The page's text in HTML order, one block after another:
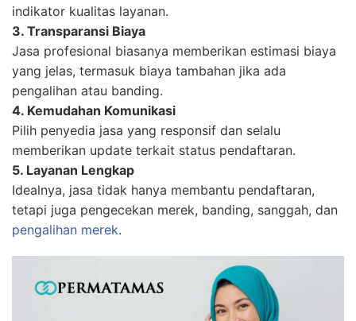
indikator kualitas layanan.
3. Transparansi Biaya
Jasa profesional biasanya memberikan estimasi biaya
yang jelas, termasuk biaya tambahan jika ada
pengalihan atau banding.
4. Kemudahan Komunikasi
Pilih penyedia jasa yang responsif dan selalu
memberikan update terkait status pendaftaran.
5. Layanan Lengkap
Idealnya, jasa tidak hanya membantu pendaftaran,
tetapi juga pengecekan merek, banding, sanggah, dan
pengalihan merek.